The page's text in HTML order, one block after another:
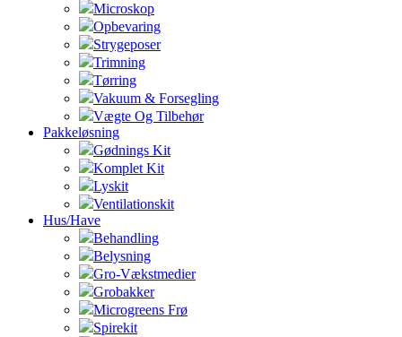
Microskop
Opbevaring
Strygeposer
Trimning
Tørring
Vakuum & Forsegling
Vægte Og Tilbehør
Pakkeløsning
Gødnings Kit
Komplet Kit
Lyskit
Ventilationskit
Hus/Have
Behandling
Belysning
Gro-Vækstmedier
Grobakker
Microgreens Frø
Spirekit